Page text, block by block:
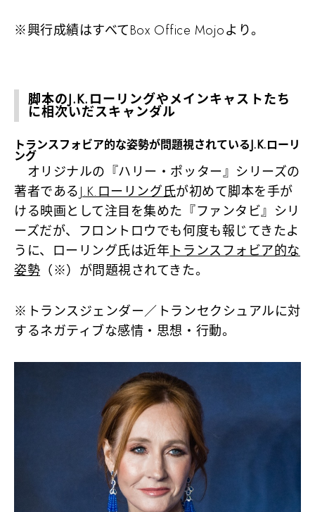
※興行成績はすべてBox Office Mojoより。
脚本のJ.K.ローリングやメインキャストたち
に相次いだスキャンダル
トランスフォビア的な姿勢が問題視されているJ.K.ローリ
ング
オリジナルの『ハリー・ポッター』シリーズの
著者であるJ.K.ローリング氏が初めて脚本を手が
ける映画として注目を集めた『ファンタビ』シリ
ーズだが、フロントロウでも何度も報じてきたよ
うに、ローリング氏は近年トランスフォビア的な
姿勢 （※）が問題視されてきた。
※トランスジェンダー／トランセクシュアルに対
するネガティブな感情・思想・行動。